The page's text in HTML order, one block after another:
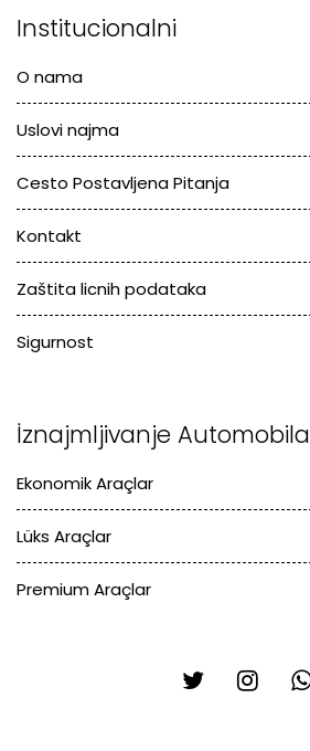
Institucionalni
O nama
Uslovi najma
Cesto Postavljena Pitanja
Kontakt
Zaštita licnih podataka
Sigurnost
İznajmljivanje Automobila
Ekonomik Araçlar
Lüks Araçlar
Premium Araçlar